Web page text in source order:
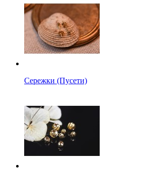
Сережки (Пусети)